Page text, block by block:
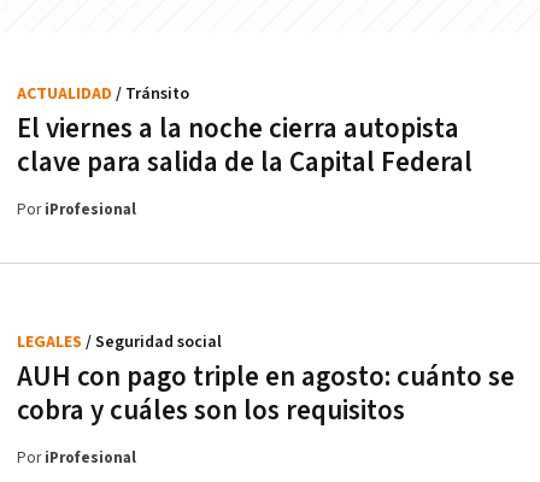
El viernes a la noche cierra autopista
clave para salida de la Capital Federal
ACTUALIDAD / Tránsito
PoriProfesional
AUH con pago triple en agosto: cuánto se
cobra y cuáles son los requisitos
LEGALES / Seguridad social
PoriProfesional